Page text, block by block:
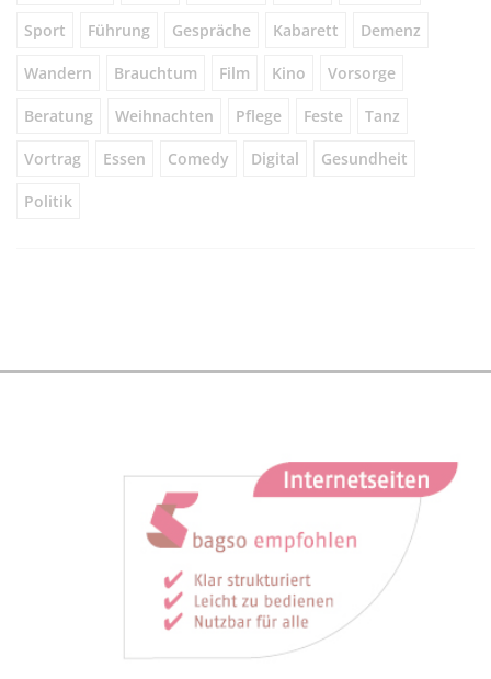
Sport Führung Gespräche Kabarett Demenz
Wandern Brauchtum Film Kino Vorsorge
Beratung Weihnachten Pflege Feste Tanz
Vortrag Essen Comedy Digital Gesundheit
Politik